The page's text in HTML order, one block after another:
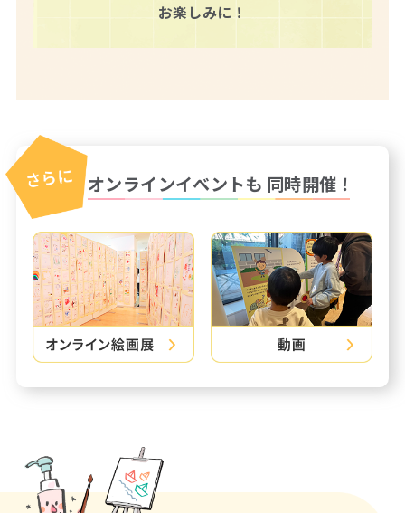
お楽しみに！
オンラインイベントも 同時開催！